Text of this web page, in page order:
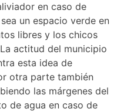
en caso de
un espacio verde en
libres y los chicos
actitud del municipio
esta idea de
otra parte también
las márgenes del
de agua en caso de